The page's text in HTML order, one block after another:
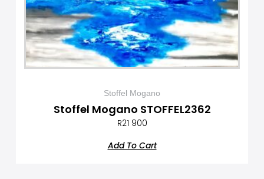
Stoffel Mogano
Stoffel Mogano STOFFEL2362
R21 900
Add To Cart